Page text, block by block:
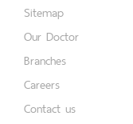
Sitemap
Our Doctor
Branches
Careers
Contact us